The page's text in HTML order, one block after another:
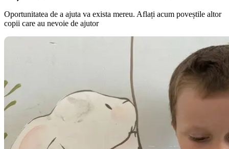
Oportunitatea de a ajuta va exista mereu. Aflați acum poveștile altor
copii care au nevoie de ajutor